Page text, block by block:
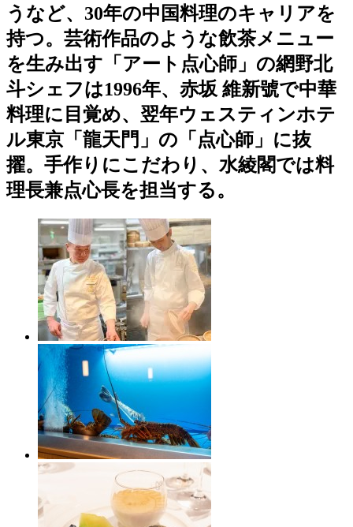
うなど、30年の中国料理のキャリアを
持つ。芸術作品のような飲茶メニュー
を生み出す「アート点心師」の網野北
斗シェフは1996年、赤坂 維新號で中華
料理に目覚め、翌年ウェスティンホテ
ル東京「龍天門」の「点心師」に抜
擢。手作りにこだわり、水綾閣では料
理長兼点心長を担当する。